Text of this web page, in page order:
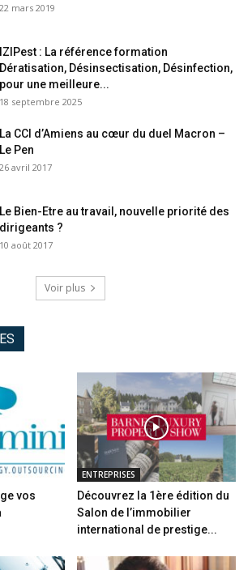
22 mars 2019
IZIPest : La référence formation
Dératisation, Désinsectisation, Désinfection,
pour une meilleure...
18 septembre 2025
La CCI d’Amiens au cœur du duel Macron –
Le Pen
26 avril 2017
Le Bien-Etre au travail, nouvelle priorité des
dirigeants ?
10 août 2017
Voir plus
vos
ENTREPRISES
Découvrez la 1ère édition du
Salon de l’immobilier
international de prestige...